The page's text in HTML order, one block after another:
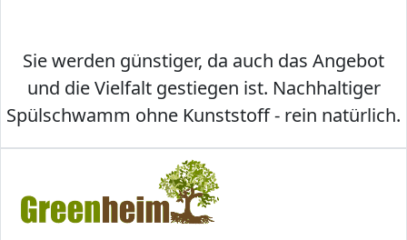
Sie werden günstiger, da auch das Angebot
und die Vielfalt gestiegen ist. Nachhaltiger
Spülschwamm ohne Kunststoff - rein natürlich.